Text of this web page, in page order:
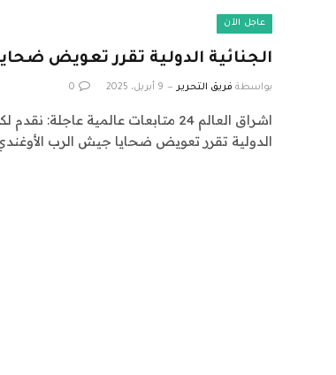
عاجل الآن
الجنائية الدولية تقرر تعويض
بواسطة فريق التحرير 9 أبريل، 2025 0
الدولية تقرر تعويض ضحايا جيش الرب